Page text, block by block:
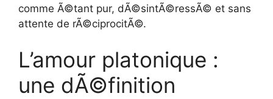
comme Ã©tant pur, dÃ©sintÃ©ressÃ© et sans
attente de rÃ©ciprocitÃ©.
L’amour platonique :
une dÃ©finition